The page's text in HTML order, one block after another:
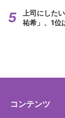
上司にした
祐希」、1位
コンテンツ